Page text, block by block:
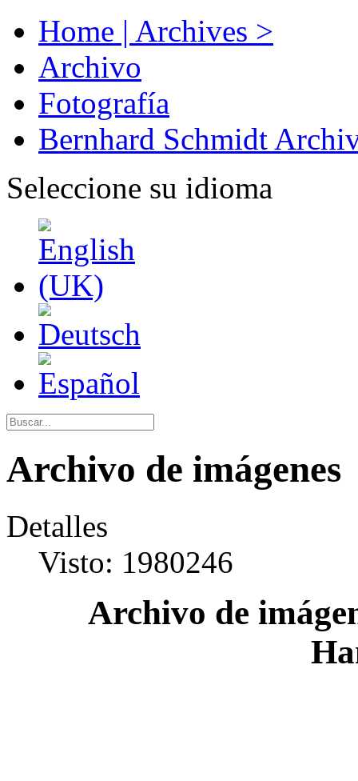
Home | Archives >
Archivo
Fotografía
Bernhard Schmidt
Seleccione su idioma
Archivo de imágenes
Detalles
Visto: 1980246
Archivo de